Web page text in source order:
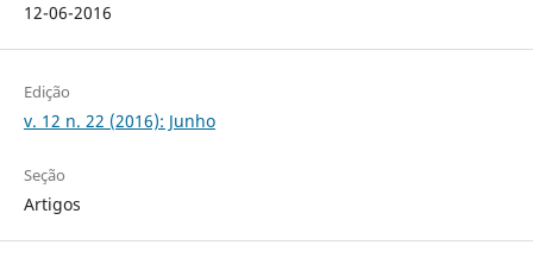
12-06-2016
Edição
v. 12 n. 22 (2016): Junho
Seção
Artigos